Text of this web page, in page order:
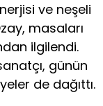
ve neşeli
masaları
ilgilendi.
günün
de dağıttı.